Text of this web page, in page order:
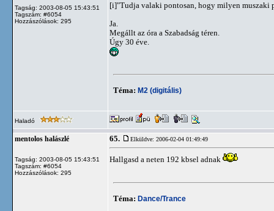
Tagság: 2003-08-05 15:43:51
Tagszám: #6054
Hozzászólások: 295
[i]"Tudja valaki pontosan, hogy milyen muszaki
Ja.
Megállt az óra a Szabadság téren.
Úgy 30 éve.
Téma: M2 (digitális)
Haladó
mentolos halászlé
Tagság: 2003-08-05 15:43:51
Tagszám: #6054
Hozzászólások: 295
65. Elküldve: 2006-02-04 01:49:49
Hallgasd a neten 192 kbsel adnak
Téma: Dance/Trance